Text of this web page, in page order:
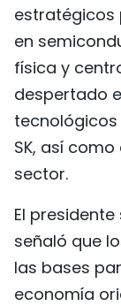
estratégicos
en
física y
despertado
SK, así
sector.
El
señaló que
las bases
economía